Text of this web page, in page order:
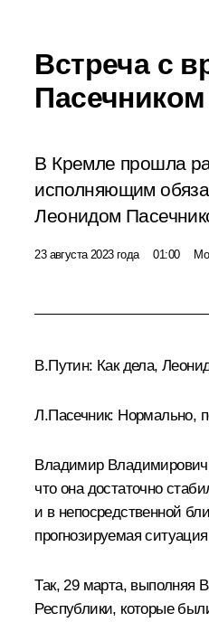
Встреча с
Пасечником
В Кремле прошла
исполняющим
Леонидом
23 августа 2023 года 01:00
В.Путин: Как дела,
Л.Пасечник: Нормально,
Владимир Владимирович,
что она достаточно
и в непосредственной
прогнозируемая
Так, 29 марта, выполняя
Республики, которые